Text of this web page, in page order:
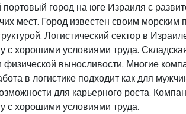
город на юге Израиля с
мест. Город известен своим
Логистический сектор в
с хорошими условиями труда.
физической выносливости. Многие
в логистике подходит как для
для карьерного роста.
с хорошими условиями труда.